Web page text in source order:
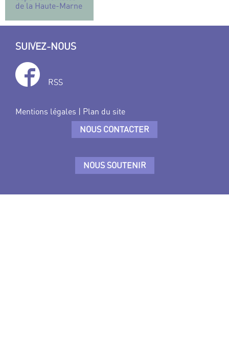
de la Haute-Marne
SUIVEZ-NOUS
RSS
Mentions légales | Plan du site
NOUS CONTACTER
NOUS SOUTENIR